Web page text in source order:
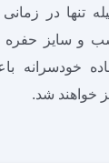
تنها در
و سایز حفره
خودسرانه
خواهند شد.